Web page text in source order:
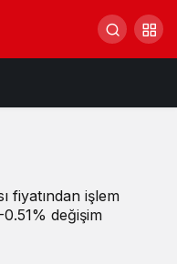
fiyatından işlem
değişim